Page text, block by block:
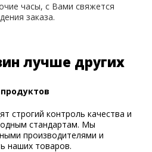
часы, с Вами свяжется
заказа.
лучше других
строгий контроль качества и
стандартам. Мы
производителями и
наших товаров.